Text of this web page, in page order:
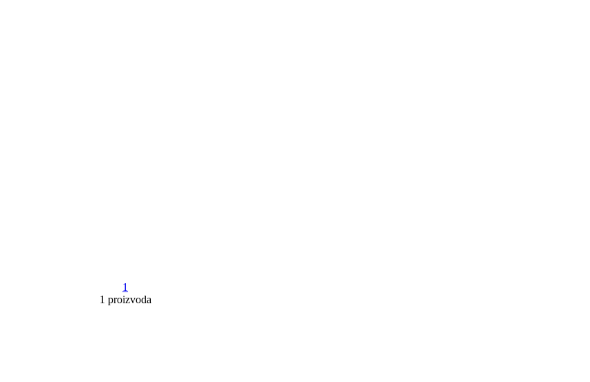
1
1 proizvoda